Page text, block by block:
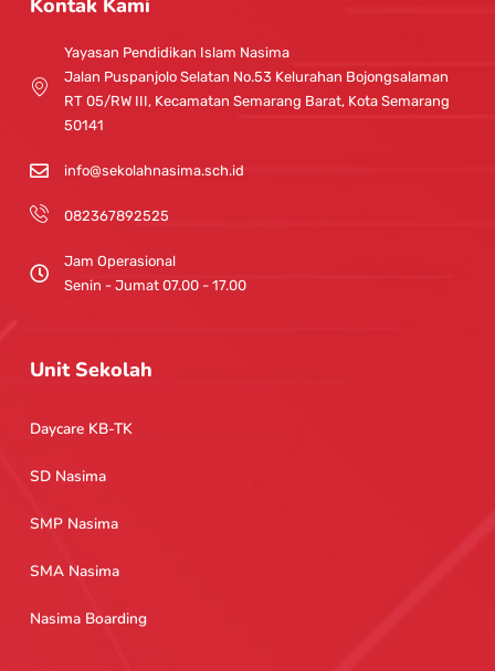
a
g
r
a
m
u
b
e
Kontak Kami
Yayasan Pendidikan Islam Nasima
Jalan Puspanjolo Selatan No.53 Kelurahan Bojongsalaman
RT 05/RW III, Kecamatan Semarang Barat, Kota Semarang
50141
info@sekolahnasima.sch.id
082367892525
Jam Operasional
Senin - Jumat 07.00 - 17.00
Unit Sekolah
Daycare KB-TK
SD Nasima
SMP Nasima
SMA Nasima
Nasima Boarding